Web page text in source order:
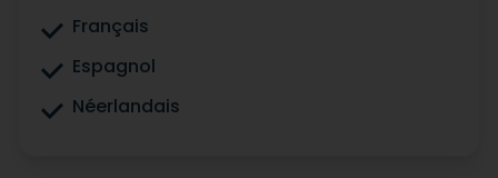
Français
Espagnol
Néerlandais